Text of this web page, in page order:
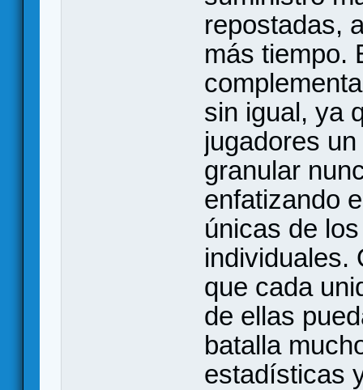
repostadas,
más tiempo.
sin igual, ya
jugadores
granular
enfatizando
únicas de
individuales.
que cada
de ellas
batalla
estadísticas